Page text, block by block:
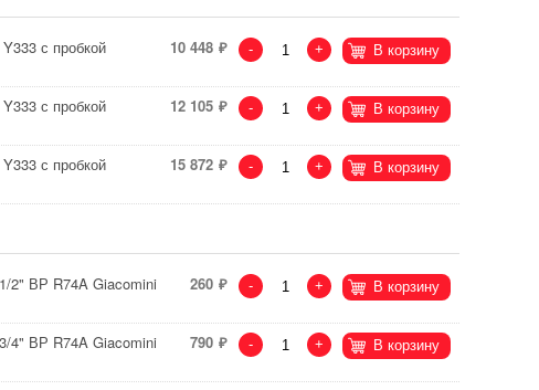
с пробкой
10 448 - + В корзину
с пробкой
12 105 - + В корзину
с пробкой
15 872 - + В корзину
2" ВР R74A Giacomini
260 - + В корзину
4" ВР R74A Giacomini
790 - + В корзину